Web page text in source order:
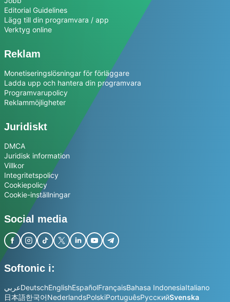
Editorial Guidelines
Lägg till din programvara / app
Verktyg online
Reklam
Monetiseringslösningar för förläggare
Ladda upp och hantera din programvara
Programvarupolicy
Reklammöjligheter
Juridiskt
DMCA
Juridisk information
Villkor
Integritetspolicy
Cookiepolicy
Cookie-inställningar
Social media
Softonic i:
عربيDeutschEnglishEspañolFrançaisBahasa IndonesiaItaliano
日本語한국어NederlandsPolskiPortuguêsРусскийSvenska